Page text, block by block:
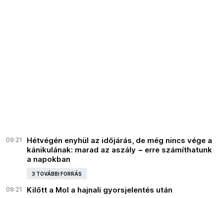
09:21
Hétvégén enyhül az időjárás, de még nincs vége a
kánikulának: marad az aszály − erre számíthatunk
a napokban
3 TOVÁBBI FORRÁS
09:21 Kilőtt a Mol a hajnali gyorsjelentés után